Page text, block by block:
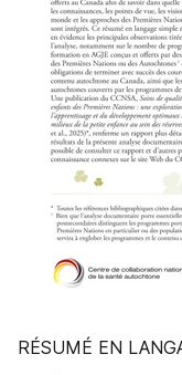
RÉSUMÉ EN